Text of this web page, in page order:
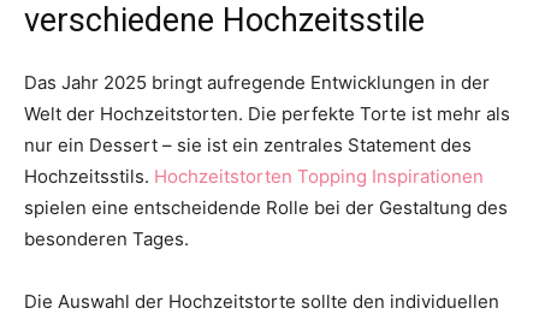
verschiedene Hochzeitsstile
Das Jahr 2025 bringt aufregende Entwicklungen in der
Welt der Hochzeitstorten. Die perfekte Torte ist mehr als
nur ein Dessert – sie ist ein zentrales Statement des
Hochzeitsstils. Hochzeitstorten Topping Inspirationen
spielen eine entscheidende Rolle bei der Gestaltung des
besonderen Tages.
Die Auswahl der Hochzeitstorte sollte den individuellen